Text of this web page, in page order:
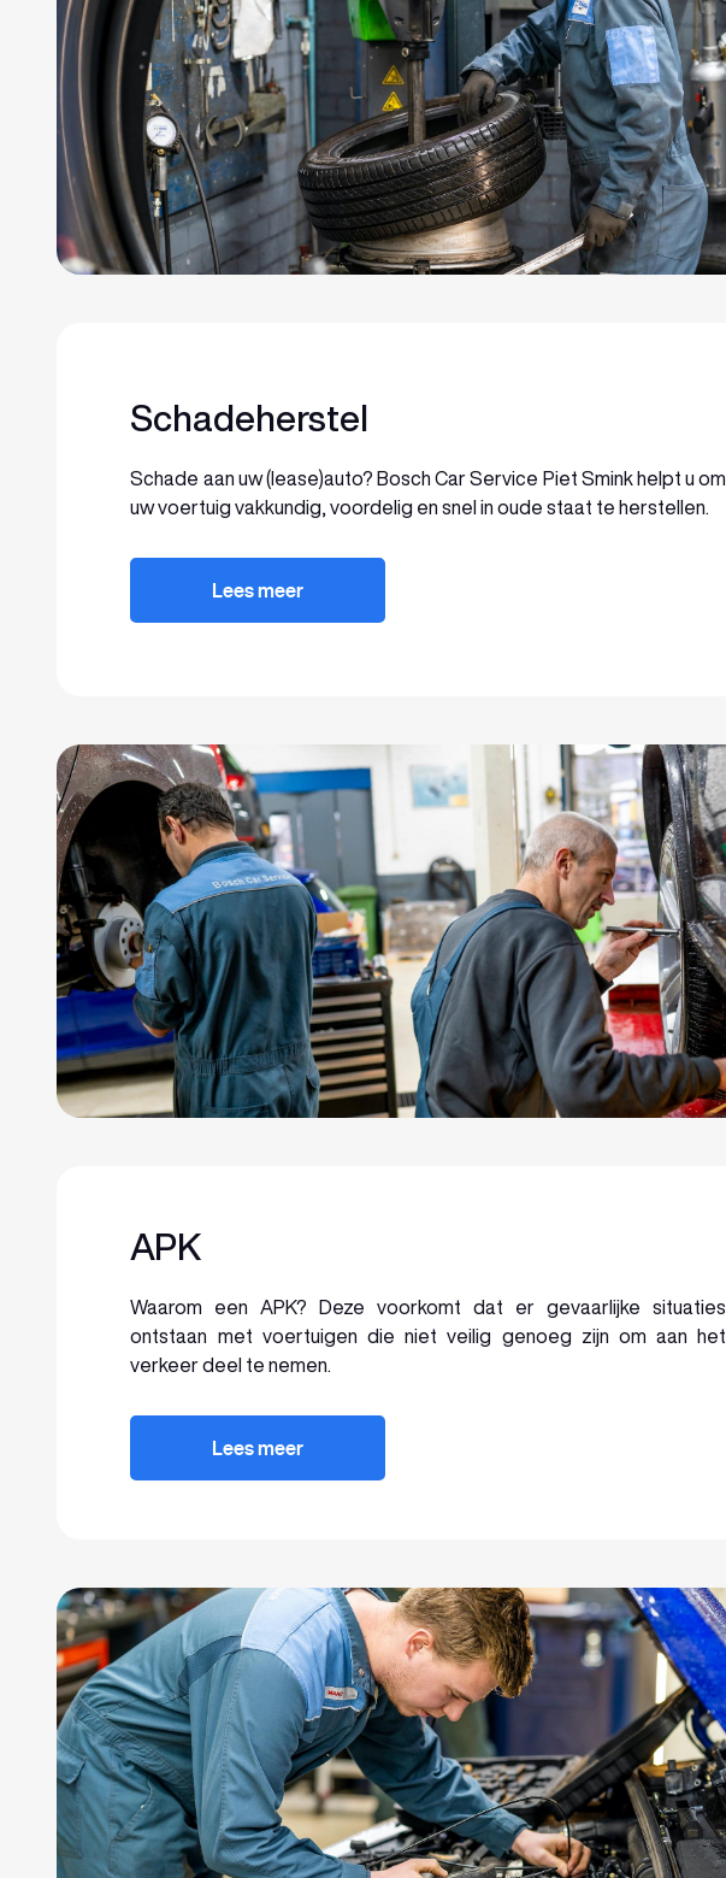
Schadeherstel
Schade aan uw (lease)auto? Bosch Car Service Piet Smink helpt u om
uw voertuig vakkundig, voordelig en snel in oude staat te herstellen.
Lees meer
APK
Waarom een APK? Deze voorkomt dat er gevaarlijke situaties
ontstaan met voertuigen die niet veilig genoeg zijn om aan het
verkeer deel te nemen.
Lees meer